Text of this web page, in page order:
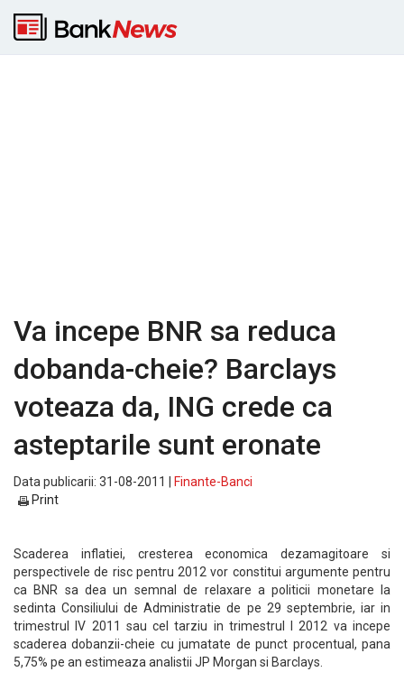
Va incepe BNR sa reduca
dobanda-cheie? Barclays
voteaza da, ING crede ca
asteptarile sunt eronate
Data publicarii: 31-08-2011 |
Finante-Banci
Print
Scaderea inflatiei, cresterea economica dezamagitoare si
perspectivele de risc pentru 2012 vor constitui argumente pentru
ca BNR sa dea un semnal de relaxare a politicii monetare la
sedinta Consiliului de Administratie de pe 29 septembrie, iar in
trimestrul IV 2011 sau cel tarziu in trimestrul I 2012 va incepe
scaderea dobanzii-cheie cu jumatate de punct procentual, pana
5,75% pe an estimeaza analistii JP Morgan si Barclays.